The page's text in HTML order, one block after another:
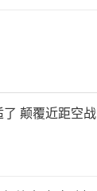
颠覆近距空战